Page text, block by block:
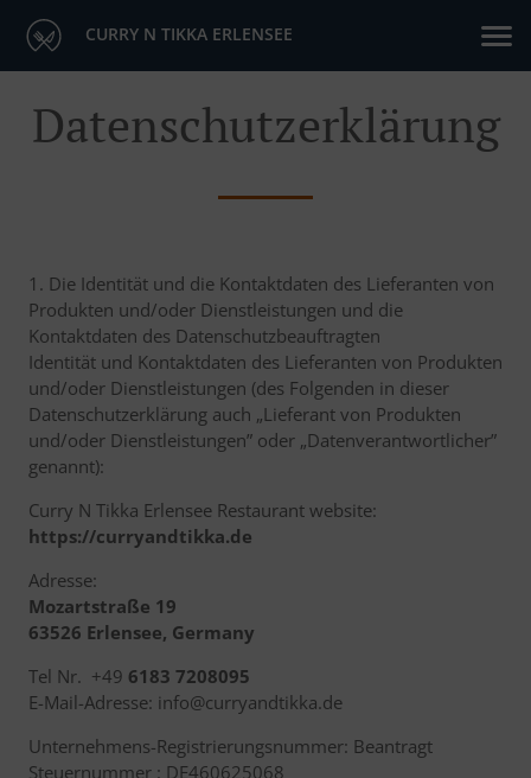
CURRY N TIKKA ERLENSEE
Datenschutzerklärung
1. Die Identität und die Kontaktdaten des Lieferanten von
Produkten und/oder Dienstleistungen und die
Kontaktdaten des Datenschutzbeauftragten
Identität und Kontaktdaten des Lieferanten von Produkten
und/oder Dienstleistungen (des Folgenden in dieser
Datenschutzerklärung auch „Lieferant von Produkten
und/oder Dienstleistungen” oder „Datenverantwortlicher”
genannt):
Curry N Tikka Erlensee Restaurant website:
https://curryandtikka.de
Adresse:
Mozartstraße 19
63526 Erlensee, Germany
Tel Nr. +49 6183 7208095
E-Mail-Adresse: info@curryandtikka.de
Unternehmens-Registrierungsnummer: Beantragt
Steuernummer : DE460625068